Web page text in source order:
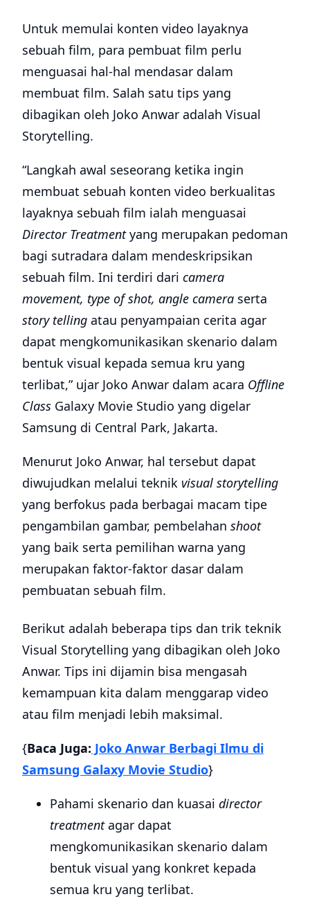
Untuk memulai konten video layaknya
sebuah film, para pembuat film perlu
menguasai hal-hal mendasar dalam
membuat film. Salah satu tips yang
dibagikan oleh Joko Anwar adalah Visual
Storytelling.
“Langkah awal seseorang ketika ingin
membuat sebuah konten video berkualitas
layaknya sebuah film ialah menguasai
Director Treatmentyang merupakan pedoman
bagi sutradara dalam mendeskripsikan
sebuah film. Ini terdiri dari camera
movement, type of shot, angle camera serta
story telling atau penyampaian cerita agar
dapat mengkomunikasikan skenario dalam
bentuk visual kepada semua kru yang
terlibat,” ujar Joko Anwar dalam acara Offline
Class Galaxy Movie Studio yang digelar
Samsung di Central Park, Jakarta.
Menurut Joko Anwar, hal tersebut dapat
diwujudkan melalui teknik visual storytelling
yang berfokus pada berbagai macam tipe
pengambilan gambar, pembelahan shoot
yang baik serta pemilihan warna yang
merupakan faktor-faktor dasar dalam
pembuatan sebuah film.
Berikut adalah beberapa tips dan trik teknik
Visual Storytelling yang dibagikan oleh Joko
Anwar. Tips ini dijamin bisa mengasah
kemampuan kita dalam menggarap video
atau film menjadi lebih maksimal.
{Baca Juga: Joko Anwar Berbagi Ilmu di
Samsung Galaxy Movie Studio}
Pahami skenario dan kuasai director
treatmentagar dapat
mengkomunikasikan skenario dalam
bentuk visual yang konkret kepada
semua kru yang terlibat.